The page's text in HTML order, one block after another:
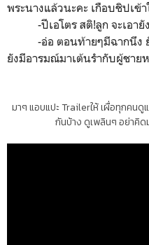
พระนางแล้วนะคะ เกือบชิปเข้
-ปีเอโตร สติ!ลูก จะเอายัง
-อ่อ ตอนท้ายๆมีฉากนึง ยั
ยังมีอารมณ์มาเต้นรำกับผู้ชาย
มาๆ แอบแปะ Trailerให้ เผื่อทุกคนดู
กันบ้าง ดูเพลินๆ อย่าคิด